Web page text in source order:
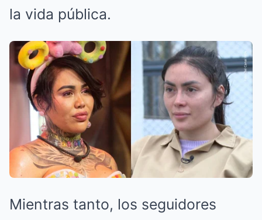
la vida pública.
Mientras tanto, los seguidores